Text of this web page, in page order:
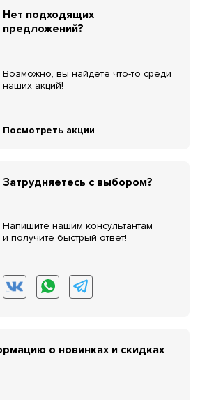
Нет подходящих
предложений?
Возможно, вы найдёте что-то среди
наших акций!
Посмотреть акции
Затрудняетесь с выбором?
Напишите нашим консультантам
и получите быстрый ответ!
о новинках и скидках